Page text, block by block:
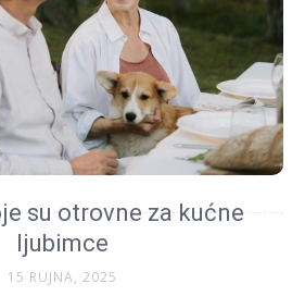
su otrovne za kućne
ljubimce
15 RUJNA, 2025